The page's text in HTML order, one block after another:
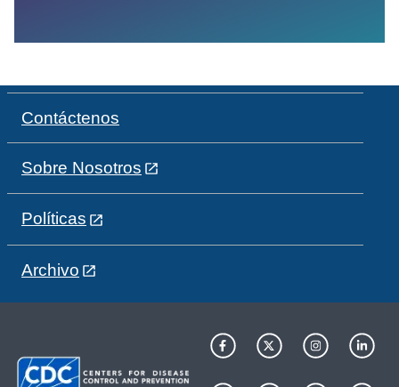
Contáctenos
Sobre Nosotros
Políticas
Archivo